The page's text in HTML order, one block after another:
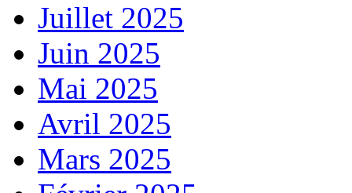
Juillet 2025
Juin 2025
Mai 2025
Avril 2025
Mars 2025